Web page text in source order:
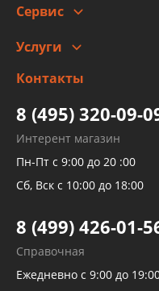
Сервис
Заправка кондиционера
Детейлинг
Услуги
высокого давления
Тормозных трубок
Рукавов гидроусилителей
Рукавов компрессоров и
Трубок кондиционеров
Развертка пайка медных
алюминиевых трубок и
Контакты
8 (495) 320-09-
Интерент магазин
Пн-Пт с 9:00 до 20 :00
Сб, Вск с 10:00 до 18:00
8 (499) 426-01-
Справочная
Ежедневно с 9:00 до